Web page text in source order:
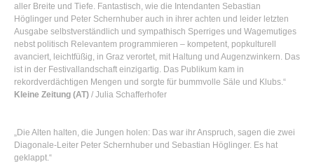
aller Breite und Tiefe. Fantastisch, wie die Intendanten Sebastian
Höglinger und Peter Schernhuber auch in ihrer achten und leider letzten
Ausgabe selbstverständlich und sympathisch Sperriges und Wagemutiges
nebst politisch Relevantem programmieren – kompetent, popkulturell
avanciert, leichtfüßig, in Graz verortet, mit Haltung und Augenzwinkern. Das
ist in der Festivallandschaft einzigartig. Das Publikum kam in
rekordverdächtigen Mengen und sorgte für bummvolle Säle und Klubs.“
Kleine Zeitung (AT) / Julia Schafferhofer
„Die Alten halten, die Jungen holen: Das war ihr Anspruch, sagen die zwei
Diagonale-Leiter Peter Schernhuber und Sebastian Höglinger. Es hat
geklappt.“